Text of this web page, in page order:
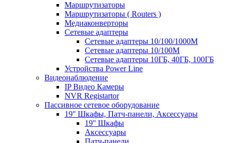
Маршрутизаторы
Маршрутизаторы ( Routers )
Медиаконверторы
Сетевые адаптеры
Сетевые адаптеры 10/100/1000М
Сетевые адаптеры 10/100M
Сетевые адаптеры 10ГБ, 40ГБ, 100ГБ
Устройства Power Line
Видеонаблюдение
IP Видео Камеры
NVR Registartor
Пассивное сетевое оборудование
19'' Шкафы, Патч-панели, Аксессуары
19'' Шкафы
Аксессуары
Патч-панели